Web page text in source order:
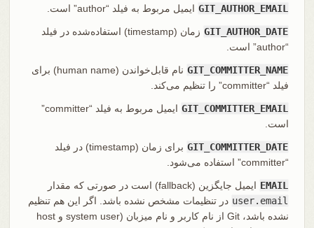
GIT_AUTHOR_EMAIL ایمیل مربوط به فیلد “author” است.
GIT_AUTHOR_DATE
زمان (timestamp) استفاده‌شده در فیلد
“author” است.
GIT_COMMITTER_NAME
نام قابل‌خواندن (human name) برای
فیلد “committer” را تنظیم می‌کند.
GIT_COMMITTER_EMAIL
ایمیل مربوط به فیلد “committer”
است.
GIT_COMMITTER_DATE
برای زمان (timestamp) در فیلد
“committer” استفاده می‌شود.
EMAIL ایمیل جایگزین (fallback) است در صورتی که مقدار
user.email در تنظیمات مشخص نشده باشد. اگر این هم تنظیم
نشده باشد، Git از نام کاربر و نام میزبان (system user و host